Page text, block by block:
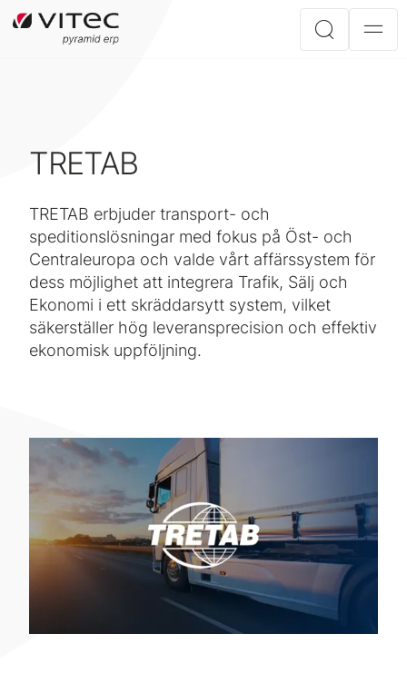
TRETAB
TRETAB erbjuder transport- och
speditionslösningar med fokus på Öst- och
Centraleuropa och valde vårt affärssystem för
dess möjlighet att integrera Trafik, Sälj och
Ekonomi i ett skräddarsytt system, vilket
säkerställer hög leveransprecision och effektiv
ekonomisk uppföljning.